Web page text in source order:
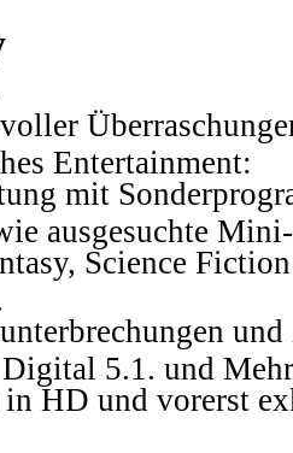
Entertainment:
mit
ausgesuchte
Science
5.1. und
in HD und vorerst